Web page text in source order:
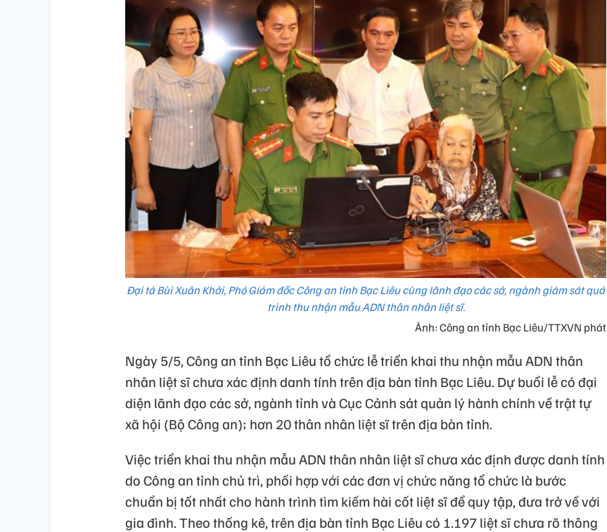
Đại tá Bùi Xuân Khởi, Phó Giám đốc Công an tỉnh Bạc Liêu cùng lãnh đạo các sở, ngành giám sát quá
trình thu nhận mẫu ADN thân nhân liệt sĩ.
Ảnh: Công an tỉnh Bạc Liêu/TTXVN phát
Ngày 5/5, Công an tỉnh Bạc Liêu tổ chức lễ triển khai thu nhận mẫu ADN thân
nhân liệt sĩ chưa xác định danh tính trên địa bàn tỉnh Bạc Liêu. Dự buổi lễ có đại
diện lãnh đạo các sở, ngành tỉnh và Cục Cảnh sát quản lý hành chính về trật tự
xã hội (Bộ Công an); hơn 20 thân nhân liệt sĩ trên địa bàn tỉnh.
Việc triển khai thu nhận mẫu ADN thân nhân liệt sĩ chưa xác định được danh tính
do Công an tỉnh chủ trì, phối hợp với các đơn vị chức năng tổ chức là bước
chuẩn bị tốt nhất cho hành trình tìm kiếm hài cốt liệt sĩ để quy tập, đưa trở về với
gia đình. Theo thống kê, trên địa bàn tỉnh Bạc Liêu có 1.197 liệt sĩ chưa rõ thông